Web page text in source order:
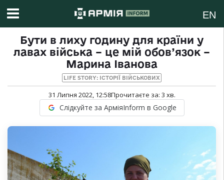
EN
Бути в лиху годину для країни у
лавах війська – це мій обов’язок –
Марина Іванова
LIFE STORY: ІСТОРІЇ ВІЙСЬКОВИХ
31 Липня 2022, 12:58Прочитаєте за: 3 хв.
Слідкуйте за АрміяInform в Google